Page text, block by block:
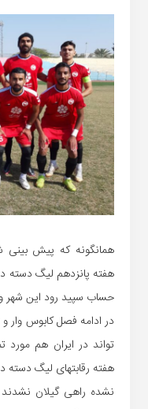
همانگونه که پیش بینی
هفته پانزدهم لیگ دسته
حساب سپید رود این شهر
در ادامه فصل کابوس وار
تواند در ایران هم مورد
هفته رقابتهای لیگ دسته
نشده راهی گیلان